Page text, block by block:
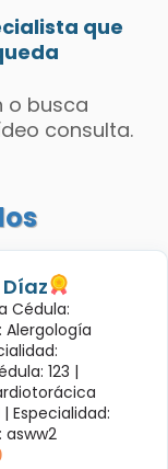
que
o busca
consulta.
Cédula:
Alergología
123 |
| Especialidad:
asww2